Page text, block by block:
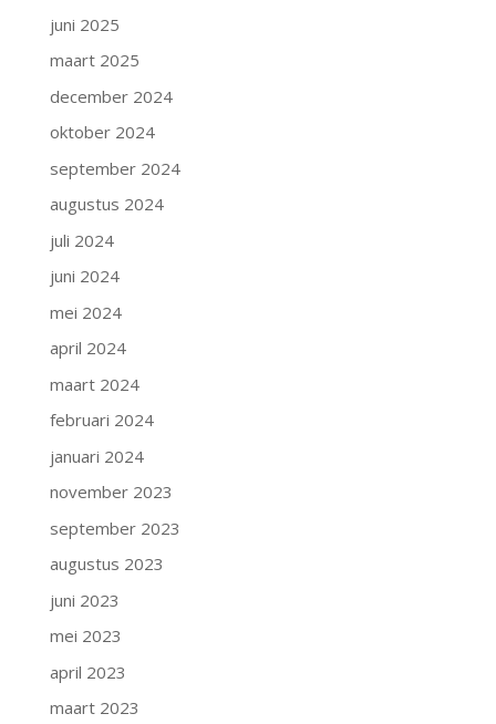
juni 2025
maart 2025
december 2024
oktober 2024
september 2024
augustus 2024
juli 2024
juni 2024
mei 2024
april 2024
maart 2024
februari 2024
januari 2024
november 2023
september 2023
augustus 2023
juni 2023
mei 2023
april 2023
maart 2023